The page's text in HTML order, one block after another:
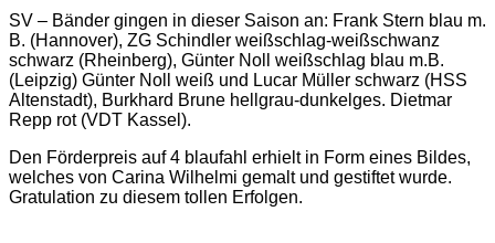
SV – Bänder gingen in dieser Saison an: Frank Stern blau m.
B. (Hannover), ZG Schindler weißschlag-weißschwanz
schwarz (Rheinberg), Günter Noll weißschlag blau m.B.
(Leipzig) Günter Noll weiß und Lucar Müller schwarz (HSS
Altenstadt), Burkhard Brune hellgrau-dunkelges. Dietmar
Repp rot (VDT Kassel).
Den Förderpreis auf 4 blaufahl erhielt in Form eines Bildes,
welches von Carina Wilhelmi gemalt und gestiftet wurde.
Gratulation zu diesem tollen Erfolgen.